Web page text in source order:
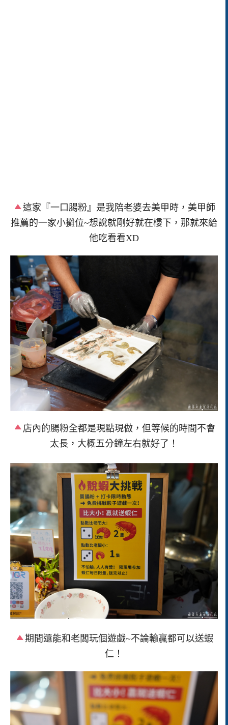
這家『一口腸粉』是我陪老婆去美甲時，美甲師
推薦的一家小攤位~想說就剛好就在樓下，那就來給
他吃看看XD
店內的腸粉全都是現點現做，但等候的時間不會
太長，大概五分鐘左右就好了！
期間還能和老闆玩個遊戲~不論輸贏都可以送蝦
仁！